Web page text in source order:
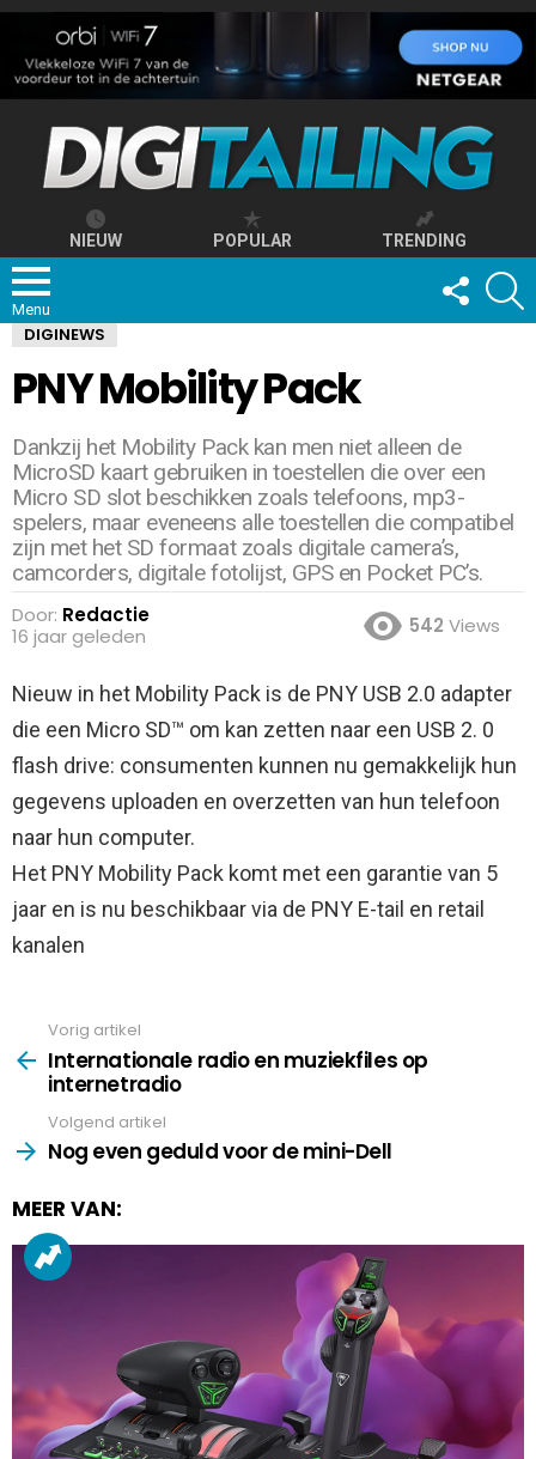
NIEUW POPULAR TRENDING
Menu
FOLLOW
US
DIGINEWS
PNY Mobility Pack
Dankzij het Mobility Pack kan men niet alleen de
MicroSD kaart gebruiken in toestellen die over een
Micro SD slot beschikken zoals telefoons, mp3-
spelers, maar eveneens alle toestellen die compatibel
zijn met het SD formaat zoals digitale camera’s,
camcorders, digitale fotolijst, GPS en Pocket PC’s.
Door: Redactie
16 jaar geleden
542 Views
Nieuw in het Mobility Pack is de PNY USB 2.0 adapter
die een Micro SD™ om kan zetten naar een USB 2. 0
flash drive: consumenten kunnen nu gemakkelijk hun
gegevens uploaden en overzetten van hun telefoon
naar hun computer.
Het PNY Mobility Pack komt met een garantie van 5
jaar en is nu beschikbaar via de PNY E-tail en retail
kanalen
more
Vorig artikel
Internationale radio en muziekfiles op
internetradio
Volgend artikel
Nog even geduld voor de mini-Dell
MEER VAN: